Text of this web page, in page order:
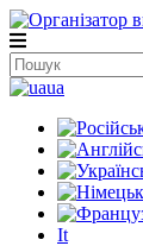
ua
It